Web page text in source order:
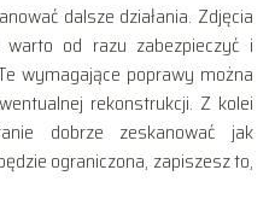
dalsze działania. Zdjęcia
od razu zabezpieczyć i
wymagające poprawy można
rekonstrukcji. Z kolei
dobrze zeskanować jak
ograniczona, zapiszesz to,